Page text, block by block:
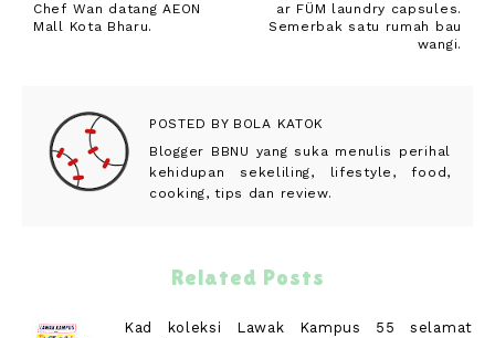
ar FÜM laundry capsules.
Semerbak satu rumah bau
wangi.
Chef Wan datang AEON
Mall Kota Bharu.
POSTED BYBOLA KATOK
Blogger BBNU yang suka menulis perihal
kehidupan sekeliling, lifestyle, food,
cooking, tips dan review.
Related Posts
Kad koleksi Lawak Kampus 55 selamat